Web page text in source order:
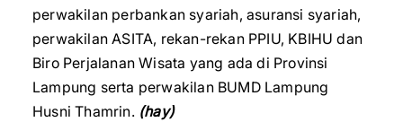
perwakilan perbankan syariah, asuransi syariah,
perwakilan ASITA, rekan-rekan PPIU, KBIHU dan
Biro Perjalanan Wisata yang ada di Provinsi
Lampung serta perwakilan BUMD Lampung
Husni Thamrin. (hay)